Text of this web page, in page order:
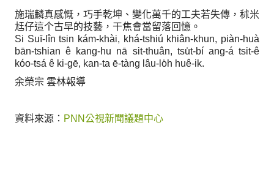
施瑞麟真感慨，巧手乾坤、變化萬千的工夫若失傳，秫米
尪仔這个古早的技藝，干焦會當留落回憶。
Si Suī-lîn tsin kám-khài, khá-tshiú khiân-khun, piàn-huà
bān-tshian ê kang-hu nā sit-thuân, tsu̍t-bí ang-á tsit-ê
kóo-tsá ê ki-gē, kan-ta ē-tàng lâu-lo̍h huê-ik.
余榮宗 雲林報導
資料來源： PNN公視新聞議題中心